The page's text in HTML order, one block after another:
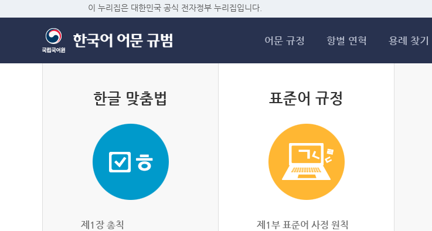
이 누리집은 대한민국 공식 전자정부 누리집입니다.
어문 규정 항별 연혁 용례 찾기
한글 맞춤법
제1장 총칙
표준어 규정
제1부 표준어 사정 원칙